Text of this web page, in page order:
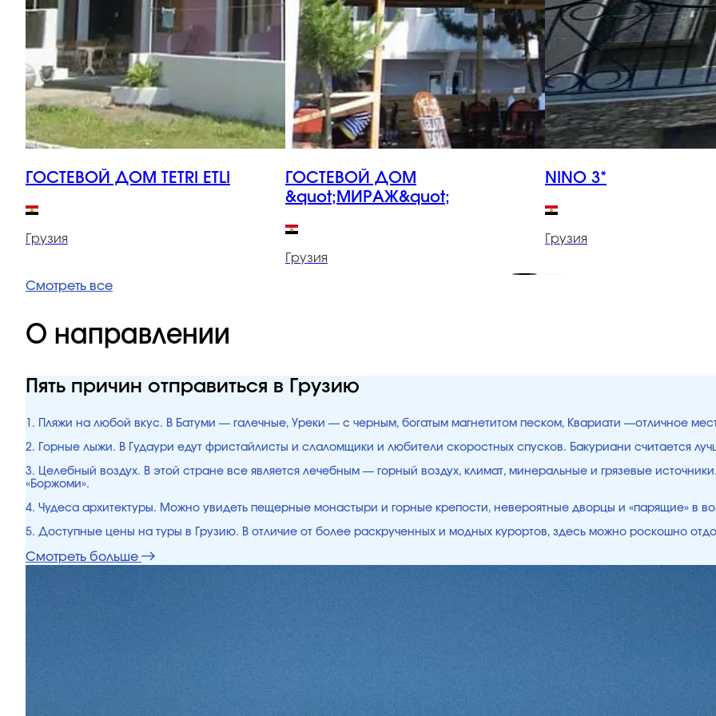
ГОСТЕВОЙ ДОМ TETRI ETLI
Грузия
ГОСТЕВОЙ ДОМ
&quot;МИРАЖ&quot;
Грузия
NINO 3*
Грузия
Смотреть все
О направлении
Пять причин отправиться в Грузию
1. Пляжи на любой вкус. В Батуми — галечные, Уреки — с черным, богатым магнетитом песком, Квариати —отличное
2. Горные лыжи. В Гудаури едут фристайлисты и слаломщики и любители скоростных спусков. Бакуриани считается
3. Целебный воздух. В этой стране все является лечебным — горный воздух, климат, минеральные и грязевые
«Боржоми».
4. Чудеса архитектуры. Можно увидеть пещерные монастыри и горные крепости, невероятные дворцы и «парящие» в
5. Доступные цены на туры в Грузию. В отличие от более раскрученных и модных курортов, здесь можно роскошно
Смотреть больше